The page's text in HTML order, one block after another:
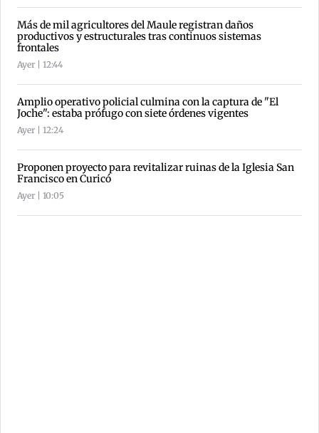
Más de mil agricultores del Maule registran daños
productivos y estructurales tras continuos sistemas
frontales
Ayer | 12:44
Amplio operativo policial culmina con la captura de "El
Joche": estaba prófugo con siete órdenes vigentes
Ayer | 12:24
Proponen proyecto para revitalizar ruinas de la Iglesia San
Francisco en Curicó
Ayer | 10:05